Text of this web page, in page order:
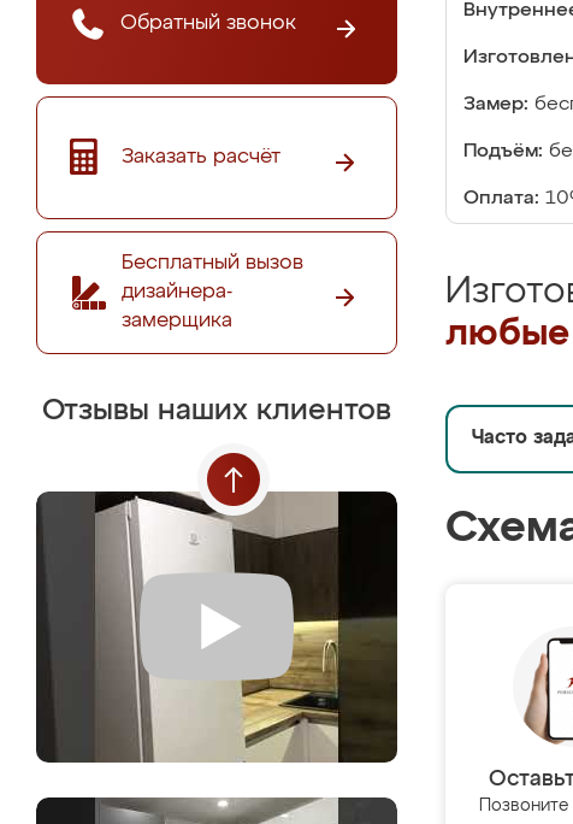
Обратный звонок
Заказать расчёт
Бесплатный вызов
дизайнера-
замерщика
Отзывы наших клиентов
Замер:
Подъём:
Оплата:
любые
Часто